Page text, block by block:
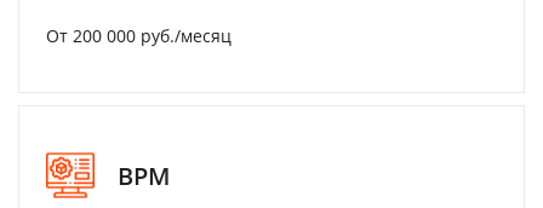
От 200 000 руб./месяц
BPM